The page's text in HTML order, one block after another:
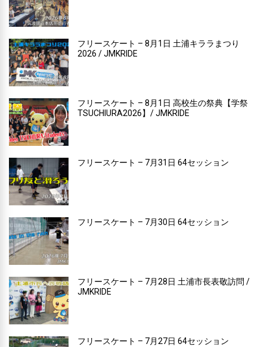
フリースケート – 8月1日 土浦キララまつり
2026 / JMKRIDE
フリースケート – 8月1日 高校生の祭典【学祭
TSUCHIURA2026】/ JMKRIDE
フリースケート – 7月31日 64セッション
フリースケート – 7月30日 64セッション
フリースケート – 7月28日 土浦市長表敬訪問 /
JMKRIDE
フリースケート – 7月27日 64セッション